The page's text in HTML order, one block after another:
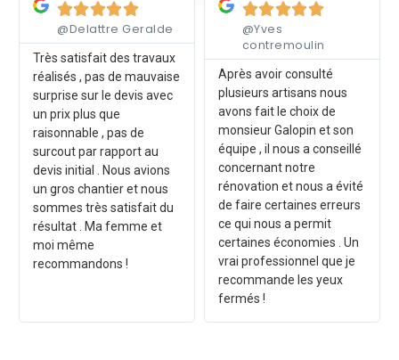

@Delattre Geralde
Très satisfait des travaux
réalisés , pas de mauvaise
surprise sur le devis avec
un prix plus que
raisonnable , pas de
surcout par rapport au
devis initial . Nous avions
un gros chantier et nous
sommes très satisfait du
résultat . Ma femme et
moi même
recommandons !

@Yves
contremoulin
Après avoir consulté
plusieurs artisans nous
avons fait le choix de
monsieur Galopin et son
équipe , il nous a conseillé
concernant notre
rénovation et nous a évité
de faire certaines erreurs
ce qui nous a permit
certaines économies . Un
vrai professionnel que je
recommande les yeux
fermés !